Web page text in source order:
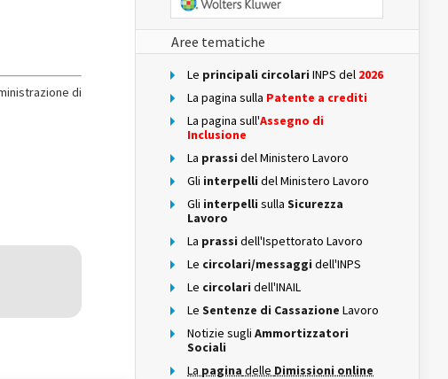
di
Aree tematiche
Le principali circolari INPS del 2026
La pagina sulla Patente a crediti
La pagina sull'Assegno di
Inclusione
La prassi del Ministero Lavoro
Gli interpelli del Ministero Lavoro
Gli interpelli sulla Sicurezza
Lavoro
La prassi dell'Ispettorato Lavoro
Le circolari/messaggi dell'INPS
Le circolari dell'INAIL
Le Sentenze di Cassazione Lavoro
Notizie sugli Ammortizzatori
Sociali
La pagina delle Dimissioni online